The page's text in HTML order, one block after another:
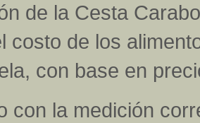
de la Cesta
costo de los
con base en
con la medición